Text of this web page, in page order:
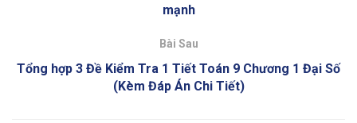
mạnh
Bài Sau
Tổng hợp 3 Đề Kiểm Tra 1 Tiết Toán 9 Chương 1 Đại Số
(Kèm Đáp Án Chi Tiết)